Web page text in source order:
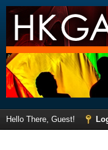
Hello There, Guest!